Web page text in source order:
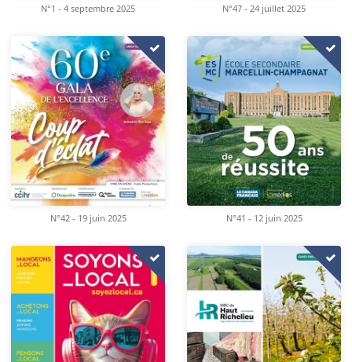
N°1 - 4 septembre 2025 N°47 - 24 juillet 2025
N°42 - 19 juin 2025 N°41 - 12 juin 2025